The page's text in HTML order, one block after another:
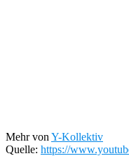
Mehr von Y-Kollektiv
Quelle: https://